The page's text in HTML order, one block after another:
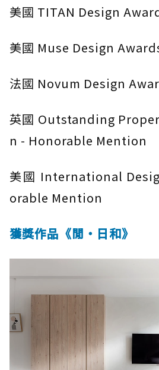
美國 TITAN Design
美國 Muse Design
法國 Novum Design
英國 Outstanding
n - Honorable Mention
美國 International
orable Mention
獲獎作品《閒・日和》